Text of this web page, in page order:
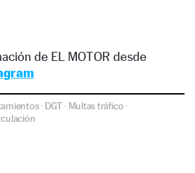
de EL MOTOR desde
· DGT · Multas tráfico ·